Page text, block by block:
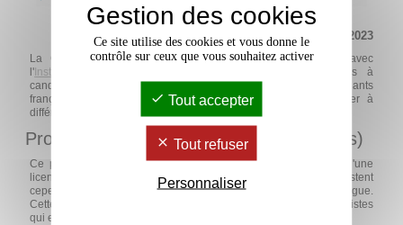
Mis à jour le 19 octobre 2023
La Commission Fulbright franco-américaine, en partenariat avec
l'Institute of International Education
, lance plusieurs appels à
candidatures pour les bourses Fulbright à destination des étudiants
français. Selon votre niveau d'études, vous pouvez candidater à
différentes bourses.
Programme FLTA (Assistant.e de français)
Ce programme est destiné aux étudiants titulaires à minima d'une
licence. Les étudiants inscrits en
L3
de LLCE anglais restent
cependant éligibles au programme Fulbright assistants de langue.
Cette ouverture est exclusivement réservée aux étudiants anglicistes
qui envisagent une carrière dans l’enseignement.
Gestion des cookies
Ce site utilise des cookies et vous donne le
contrôle sur ceux que vous souhaitez activer
Tout accepter
Tout refuser
Personnaliser